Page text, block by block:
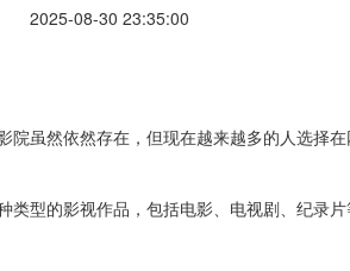
2025-08-30 23:35:00
虽然依然存在，但现在越来越多的人选择
型的影视作品，包括电影、电视剧、纪录